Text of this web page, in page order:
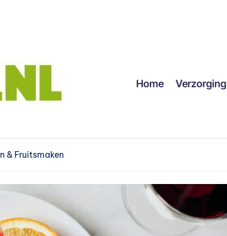
Home Verzorging
& Fruitsmaken